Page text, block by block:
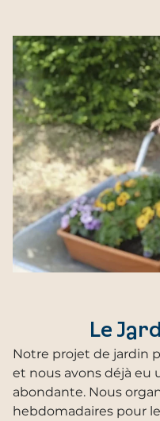
Le
Notre projet de jardin
et nous avons déjà eu
abondante. Nous
hebdomadaires pour